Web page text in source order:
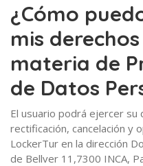
¿Cómo
mis
materia de
de Datos
El usuario podrá ejercer su
rectificación, cancelación y
LockerTur en la dirección
de Bellver 11,7300 INCA,